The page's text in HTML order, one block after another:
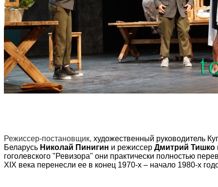
Режиссер-постановщик, художественный руководитель
Беларусь Николай Пинигин и режиссер Дмитрий Тишко
гоголевского "Ревизора" они практически полностью
XIX века перенесли ее в конец 1970-х – начало 1980-х